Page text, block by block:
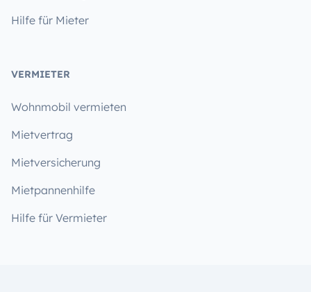
Hilfe für Mieter
VERMIETER
Wohnmobil vermieten
Mietvertrag
Mietversicherung
Mietpannenhilfe
Hilfe für Vermieter